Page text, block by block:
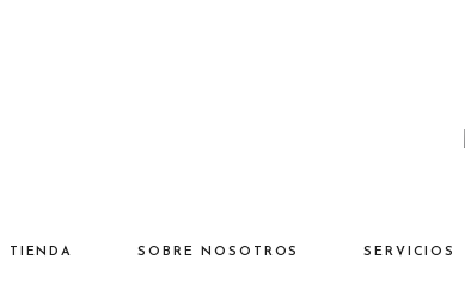
TIENDA SOBRE NOSOTROS SERVICIOS